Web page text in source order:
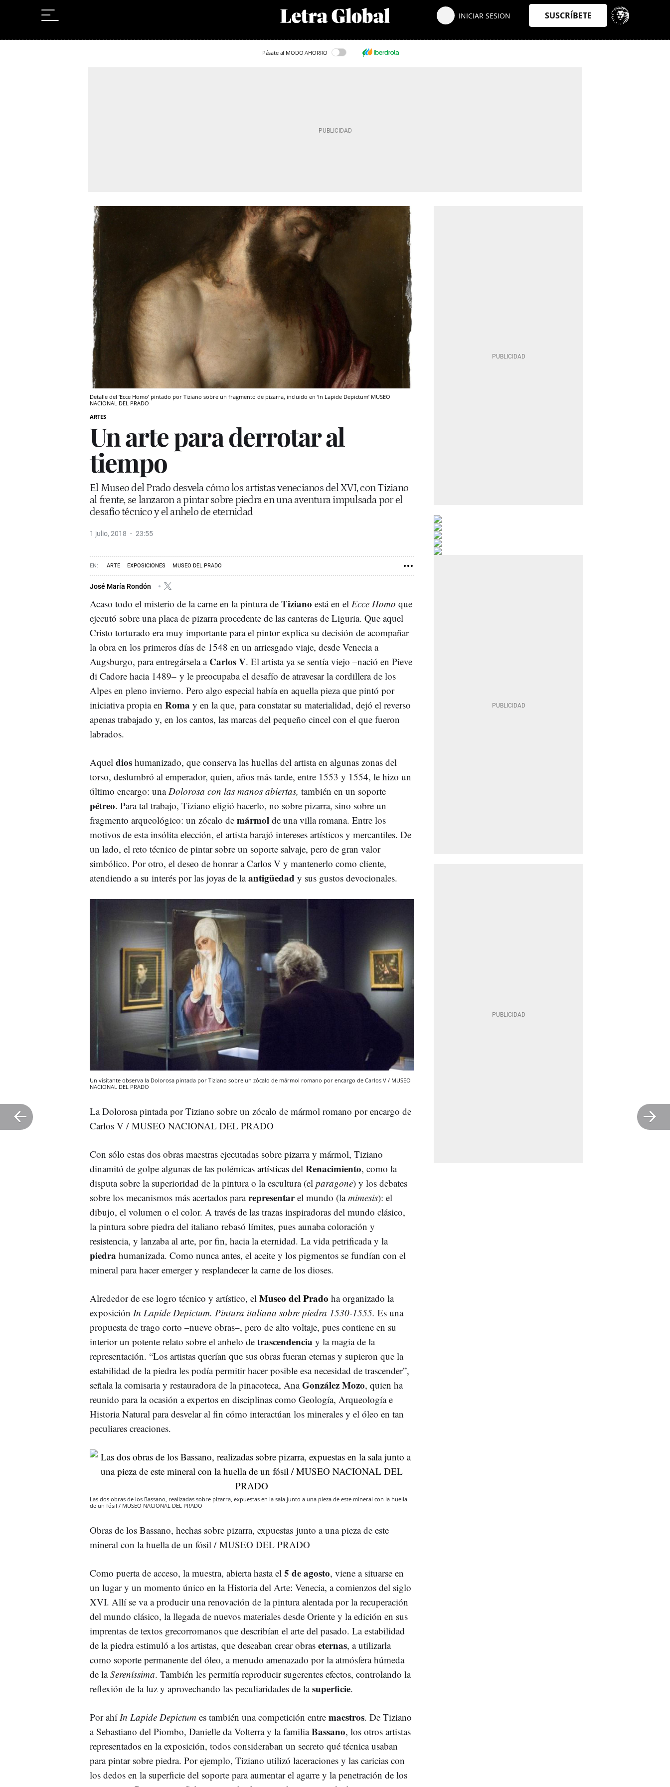
Pásate al MODO AHORRO
Detalle del ‘Ecce Homo’ pintado por Tiziano sobre un fragmento de pizarra, incluido en ‘In Lapide Depictum’ MUSEO
NACIONAL DEL PRADO
ARTES
Un arte para derrotar al
tiempo
El Museo del Prado desvela cómo los artistas venecianos del XVI, con Tiziano
al frente, se lanzaron a pintar sobre piedra en una aventura impulsada por el
desafío técnico y el anhelo de eternidad
1 julio, 2018 23:55
ARTE EXPOSICIONES MUSEO DEL PRADO
José María Rondón
Acaso todo el misterio de la carne en la pintura de Tiziano está en el Ecce Homo que
ejecutó sobre una placa de pizarra procedente de las canteras de Liguria. Que aquel
Cristo torturado era muy importante para el pintorexplica su decisión de acompañar
la obra en los primeros días de 1548 en un arriesgado viaje, desde Venecia a
Augsburgo, para entregársela aCarlos V. El artista ya se sentía viejo –nació en Pieve
di Cadore hacia 1489– y le preocupaba el desafío de atravesar la cordillera de los
Alpes en pleno invierno. Pero algo especial había en aquella pieza que pintó por
iniciativa propia en Roma y en la que, para constatar su materialidad, dejó el reverso
apenas trabajado y, en los cantos, las marcas del pequeño cincel con el que fueron
labrados.
Aquel dios humanizado, que conserva las huellas del artista en algunas zonas del
torso, deslumbró al emperador, quien, años más tarde, entre 1553 y 1554, le hizo un
último encargo: una Dolorosa con las manos abiertas, también en un soporte
pétreo. Para tal trabajo, Tiziano eligió hacerlo, no sobre pizarra, sino sobre un
fragmento arqueológico: un zócalo de mármol de una villa romana. Entre los
motivos de esta insólita elección, el artista barajó intereses artísticos y mercantiles. De
un lado, el reto técnico de pintar sobre un soporte salvaje, pero de gran valor
simbólico. Por otro, el deseo de honrar a Carlos V y mantenerlo como cliente,
atendiendo a su interés por las joyas de laantigüedad y sus gustos devocionales.
Un visitante observa la Dolorosa pintada por Tiziano sobre un zócalo de mármol romano por encargo de Carlos V / MUSEO
NACIONAL DEL PRADO
La Dolorosa pintada por Tiziano sobre un zócalo de mármol romano por encargo de
Carlos V / MUSEO NACIONAL DEL PRADO
Con sólo estas dos obras maestras ejecutadas sobre pizarra y mármol, Tiziano
dinamitó de golpe algunas de las polémicas artísticas del Renacimiento, como la
disputa sobre la superioridad de la pintura o la escultura (el paragone) y los debates
sobre los mecanismos más acertados pararepresentarel mundo (lamimesis): el
dibujo, el volumen o el color. A través de las trazas inspiradoras del mundo clásico,
la pintura sobre piedra del italiano rebasó límites, pues aunaba coloración y
resistencia, y lanzaba al arte, por fin, hacia la eternidad. La vida petrificada y la
piedra humanizada. Como nunca antes, el aceite y los pigmentos se fundían con el
mineral para hacer emerger y resplandecer la carne de los dioses.
Alrededor de ese logro técnico y artístico, el Museo del Prado ha organizado la
exposición In Lapide Depictum. Pintura italiana sobre piedra 1530-1555. Es una
propuesta de trago corto –nueve obras–, pero de alto voltaje, pues contiene en su
interior un potente relato sobre el anhelo de trascendencia y la magia de la
representación. “Los artistas querían que sus obras fueran eternas y supieron que la
estabilidad de la piedra les podía permitir hacer posible esa necesidad de trascender”,
señala la comisaria y restauradora de la pinacoteca, AnaGonzález Mozo, quien ha
reunido para la ocasión a expertos en disciplinas como Geología, Arqueología e
Historia Natural para desvelar al fin cómo interactúan los minerales y el óleo en tan
peculiares creaciones.
Las dos obras de los Bassano, realizadas sobre pizarra, expuestas en la sala junto a una pieza de este mineral con la huella
de un fósil / MUSEO NACIONAL DEL PRADO
Obras de los Bassano, hechas sobre pizarra, expuestas junto a una pieza de este
mineral con la huella de un fósil / MUSEO DEL PRADO
Como puerta de acceso, la muestra, abierta hasta el 5 de agosto, viene a situarse en
un lugar y un momento único en la Historia del Arte: Venecia, a comienzos del siglo
XVI. Allí se va a producir una renovación de la pintura alentada por la recuperación
del mundo clásico, la llegada de nuevos materiales desde Oriente y la edición en sus
imprentas de textos grecorromanos que describían el arte del pasado. La estabilidad
de la piedra estimuló a los artistas, que deseaban crear obras eternas, a utilizarla
como soporte permanente del óleo, a menudo amenazado por la atmósfera húmeda
de laSereníssima. También les permitía reproducir sugerentes efectos, controlando la
reflexión de la luz y aprovechando las peculiaridades de lasuperficie.
Por ahí In Lapide Depictum es también una competición entre maestros. De Tiziano
a Sebastiano del Piombo, Danielle da Volterra y la familiaBassano, los otros artistas
representados en la exposición, todos consideraban un secreto qué técnica usaban
para pintar sobre piedra. Por ejemplo, Tiziano utilizó laceraciones y las caricias con
los dedos en la superficie del soporte para aumentar el agarre y la penetración de los